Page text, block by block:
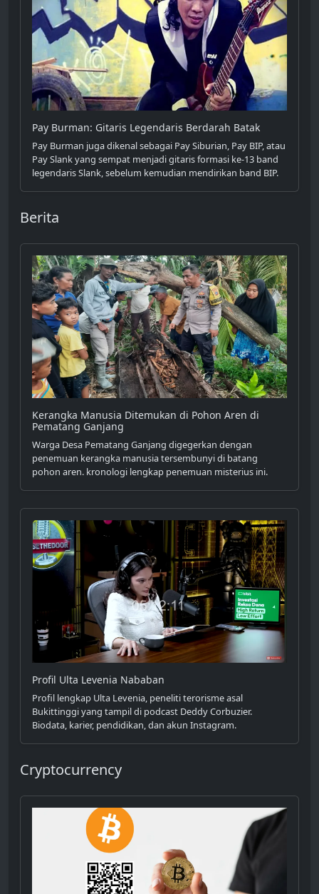
Pay Burman: Gitaris Legendaris Berdarah Batak
Pay Burman juga dikenal sebagai Pay Siburian, Pay BIP, atau
Pay Slank yang sempat menjadi gitaris formasi ke-13 band
legendaris Slank, sebelum kemudian mendirikan band BIP.
Berita
Kerangka Manusia Ditemukan di Pohon Aren di
Pematang Ganjang
Warga Desa Pematang Ganjang digegerkan dengan
penemuan kerangka manusia tersembunyi di batang
pohon aren. kronologi lengkap penemuan misterius ini.
Profil Ulta Levenia Nababan
Profil lengkap Ulta Levenia, peneliti terorisme asal
Bukittinggi yang tampil di podcast Deddy Corbuzier.
Biodata, karier, pendidikan, dan akun Instagram.
Cryptocurrency